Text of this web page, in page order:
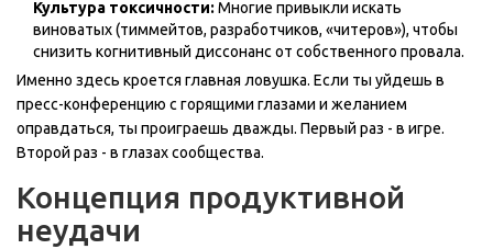
Культура токсичности: Многие привыкли искать
виноватых (тиммейтов, разработчиков, «читеров»), чтобы
снизить когнитивный диссонанс от собственного провала.
Именно здесь кроется главная ловушка. Если ты уйдешь в
пресс-конференцию с горящими глазами и желанием
оправдаться, ты проиграешь дважды. Первый раз - в игре.
Второй раз - в глазах сообщества.
Концепция продуктивной
неудачи